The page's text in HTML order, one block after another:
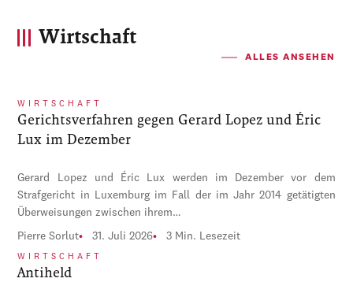
Wirtschaft
ALLES ANSEHEN
WIRTSCHAFT
Gerichtsverfahren gegen Gerard Lopez und Éric
Lux im Dezember
Gerard Lopez und Éric Lux werden im Dezember vor dem
Strafgericht in Luxemburg im Fall der im Jahr 2014 getätigten
Überweisungen zwischen ihrem…
Pierre Sorlut 31. Juli 2026 3 Min. Lesezeit
WIRTSCHAFT
Antiheld